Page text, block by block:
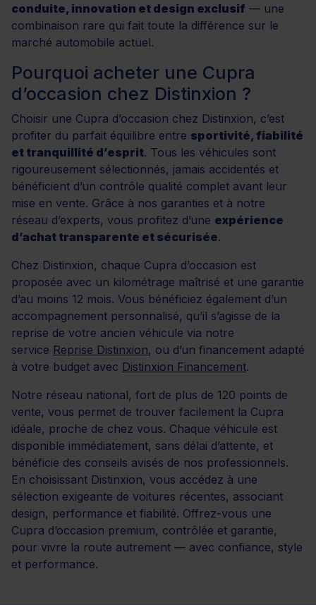
conduite, innovation et design exclusif — une
combinaison rare qui fait toute la différence sur le
marché automobile actuel.
Pourquoi acheter une Cupra
d’occasion chez Distinxion ?
Choisir une Cupra d’occasion chez Distinxion, c’est
profiter du parfait équilibre entre sportivité, fiabilité
et tranquillité d’esprit. Tous les véhicules sont
rigoureusement sélectionnés, jamais accidentés et
bénéficient d’un contrôle qualité complet avant leur
mise en vente. Grâce à nos garanties et à notre
réseau d’experts, vous profitez d’une expérience
d’achat transparente et sécurisée.
Chez Distinxion, chaque Cupra d’occasion est
proposée avec un kilométrage maîtrisé et une garantie
d’au moins 12 mois. Vous bénéficiez également d’un
accompagnement personnalisé, qu’il s’agisse de la
reprise de votre ancien véhicule via notre
service Reprise Distinxion, ou d’un financement adapté
à votre budget avec Distinxion Financement.
Notre réseau national, fort de plus de 120 points de
vente, vous permet de trouver facilement la Cupra
idéale, proche de chez vous. Chaque véhicule est
disponible immédiatement, sans délai d’attente, et
bénéficie des conseils avisés de nos professionnels.
En choisissant Distinxion, vous accédez à une
sélection exigeante de voitures récentes, associant
design, performance et fiabilité. Offrez-vous une
Cupra d’occasion premium, contrôlée et garantie,
pour vivre la route autrement — avec confiance, style
et performance.